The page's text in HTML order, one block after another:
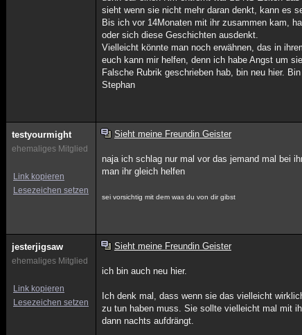
sieht wenn sie nicht mehr daran denkt, kann es
Bis ich vor 14Monaten mit ihr zusammen kam,
oder sich diese Geschichten ausdenkt.
Vielleicht könnte man noch erwähnen, das in
euch kann mir helfen, denn ich habe Angst um
Falsche Rubrik geschrieben hab, bin neu hier.
Stephan
testyourmight
ehemaliges Mitglied
Link kopieren
Lesezeichen setzen
Sieht meine Freundin Geister
naja ich schlag nur mal vor das jemand mal bei
man ihr gleich helfen
sei vorsichtig mit dem was du von dir gibst
jesterjigsaw
ehemaliges Mitglied
Link kopieren
Lesezeichen setzen
Sieht meine Freundin Geister
ich bin auch neu hier.
Ich denk mal, dass wenn sie das vielleicht
zu tun haben muss. Sie sollte vielleicht mal mit
dann nachts aufdrängt.